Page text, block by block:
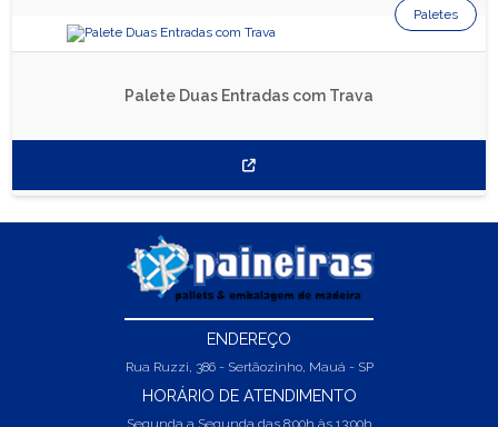
Palete Duas Entradas com Trava
Paletes
ENDEREÇO
Rua Ruzzi, 386 - Sertãozinho, Mauá - SP
HORÁRIO DE ATENDIMENTO
Segunda a Segunda das 8:00h às 13:00h